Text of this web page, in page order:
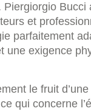
et
parfaitement
une exigence
le fruit
qui concerne